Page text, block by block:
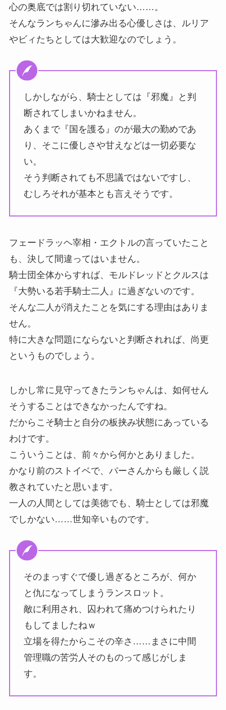
心の奥底では割り切れていない……。
そんなランちゃんに滲み出る心優しさは、ルリア
やビィたちとしては大歓迎なのでしょう。
しかしながら、騎士としては『邪魔』と判
断されてしまいかねません。
あくまで『国を護る』のが最大の勤めであ
り、そこに優しさや甘えなどは一切必要な
い。
そう判断されても不思議ではないですし、
むしろそれが基本とも言えそうです。
フェードラッヘ宰相・エクトルの言っていたこと
も、決して間違ってはいません。
騎士団全体からすれば、モルドレッドとクルスは
『大勢いる若手騎士二人』に過ぎないのです。
そんな二人が消えたことを気にする理由はありま
せん。
特に大きな問題にならないと判断されれば、尚更
というものでしょう。
しかし常に見守ってきたランちゃんは、如何せん
そうすることはできなかったんですね。
だからこそ騎士と自分の板挟み状態にあっている
わけです。
こういうことは、前々から何かとありました。
かなり前のストイベで、パーさんからも厳しく説
教されていたと思います。
一人の人間としては美徳でも、騎士としては邪魔
でしかない……世知辛いものです。
そのまっすぐで優し過ぎるところが、何か
と仇になってしまうランスロット。
敵に利用され、囚われて痛めつけられたり
もしてましたねｗ
立場を得たからこその辛さ……まさに中間
管理職の苦労人そのものって感じがしま
す。